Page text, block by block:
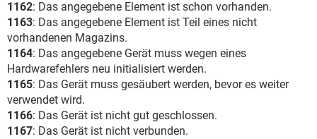
1162: Das angegebene Element ist schon vorhanden.
1163: Das angegebene Element ist Teil eines nicht
vorhandenen Magazins.
1164: Das angegebene Gerät muss wegen eines
Hardwarefehlers neu initialisiert werden.
1165: Das Gerät muss gesäubert werden, bevor es weiter
verwendet wird.
1166: Das Gerät ist nicht gut geschlossen.
1167: Das Gerät ist nicht verbunden.